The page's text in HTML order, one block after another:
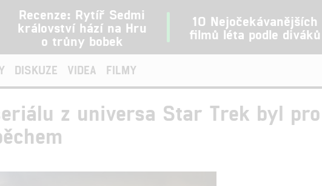
Recenze: Rytíř Sedmi
království hází na Hru
o trůny bobek
10 Nejočekávanějších
filmů léta podle diváků
DISKUZE VIDEA FILMY
z universa Star Trek byl pro